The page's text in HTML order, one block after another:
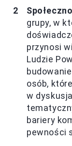
grupy, w
przynosi
Ludzie
osób,
w
bariery
pewności